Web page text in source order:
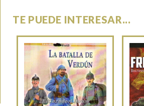
TE PUEDE INTERESAR...